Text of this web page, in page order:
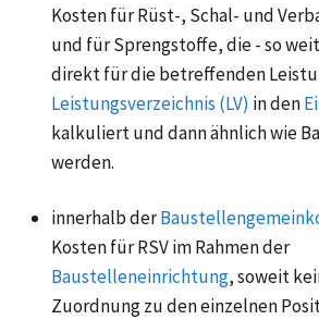
Kosten für Rüst-, Schal- und
und für Sprengstoffe, die - so
direkt für die betreffenden
Leistungsverzeichnis (LV) in den
kalkuliert und dann ähnlich wie
werden.
innerhalb der
Kosten für RSV im Rahmen der
Baustelleneinrichtung, soweit
Zuordnung zu den einzelnen